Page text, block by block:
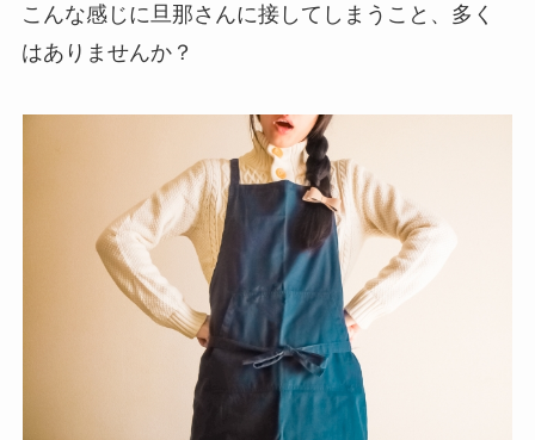
こんな感じに旦那さんに接してしまうこと、多く
はありませんか？